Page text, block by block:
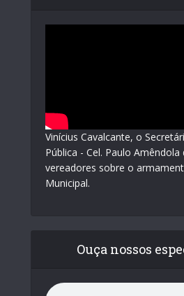
Vinícius Cavalcante, o
Pública - Cel. Paulo
vereadores sobre o
Municipal.
Ouça nossos